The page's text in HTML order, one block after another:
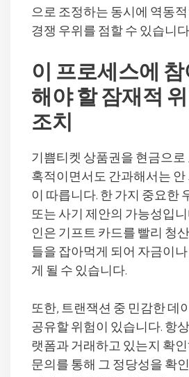
으로 조정하는 동시에 역동
경쟁 우위를 점할 수 있습니
이 프로세스에 참
해야 할 잠재적
조치
기쁨티켓 상품권을 현금으로
혹적이면서도 간과해서는 안
이 따릅니다. 한 가지 중요한
또는 사기 제안의 가능성입니
인은 기프트 카드를 빨리 청
들을 잡아먹게 되어 자금이
게 될 수 있습니다.
또한, 트랜잭션 중 민감한 데
공유할 위험이 있습니다. 항
랫폼과 거래하고 있는지 확
문의를 통해 그 정당성을 확